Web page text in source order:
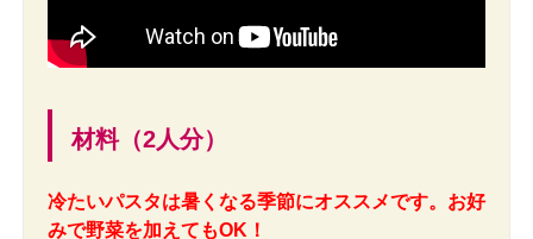
材料（2人分）
冷たいパスタは暑くなる季節にオススメです。お好
みで野菜を加えてもOK！